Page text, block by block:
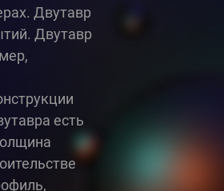
Двутавр
Двутавр
есть